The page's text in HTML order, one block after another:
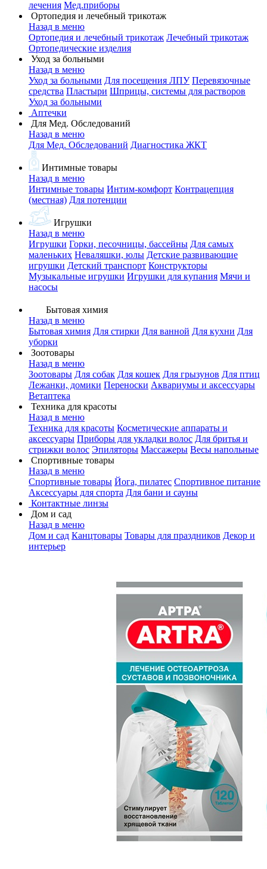
лечения Мед.приборы
Ортопедия и лечебный трикотаж
Назад в меню
Ортопедия и лечебный трикотаж Лечебный трикотаж
Ортопедические изделия
Уход за больными
Назад в меню
Уход за больными Для посещения ЛПУ Перевязочные
средства Пластыри Шприцы, системы для растворов
Уход за больными
Аптечки
Для Мед. Обследований
Назад в меню
Для Мед. Обследований Диагностика ЖКТ
Интимные товары
Назад в меню
Интимные товары Интим-комфорт Контрацепция
(местная) Для потенции
Игрушки
Назад в меню
Игрушки Горки, песочницы, бассейны Для самых
маленьких Неваляшки, юлы Детские развивающие
игрушки Детский транспорт Конструкторы
Музыкальные игрушки Игрушки для купания Мячи и
насосы
Бытовая химия
Назад в меню
Бытовая химия Для стирки Для ванной Для кухни Для
уборки
Зоотовары
Назад в меню
Зоотовары Для собак Для кошек Для грызунов Для птиц
Лежанки, домики Переноски Аквариумы и аксессуары
Ветаптека
Техника для красоты
Назад в меню
Техника для красоты Косметические аппараты и
аксессуары Приборы для укладки волос Для бритья и
стрижки волос Эпиляторы Массажеры Весы напольные
Спортивные товары
Назад в меню
Спортивные товары Йога, пилатес Спортивное питание
Аксессуары для спорта Для бани и сауны
Контактные линзы
Дом и сад
Назад в меню
Дом и сад Канцтовары Товары для праздников Декор и
интерьер